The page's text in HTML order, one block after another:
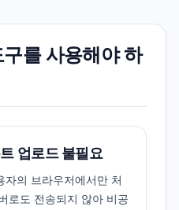
를 사용해야 하
업로드 불필요
자의 브라우저에서만 처
로도 전송되지 않아 비공